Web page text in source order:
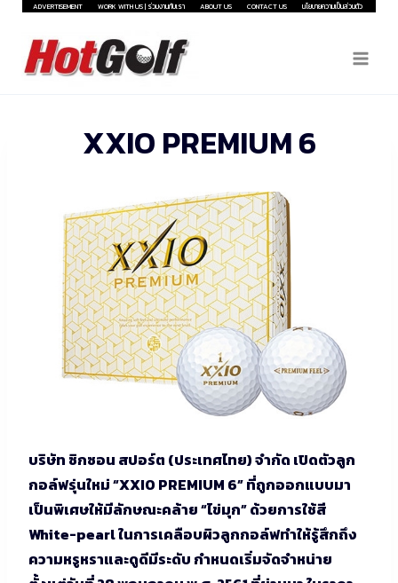
Skip
content
ADVERTISEMENT WORK WITH US | ร่วมงานกับเรา ABOUT US CONTACT US นโยบายความเป็นส่วนตัว
XXIO PREMIUM 6
บริษัท ซิกซอน สปอร์ต (ประเทศไทย) จำกัด เปิดตัวลูก
กอล์ฟรุ่นใหม่ “XXIO PREMIUM 6” ที่ถูกออกแบบมา
เป็นพิเศษให้มีลักษณะคล้าย “ไข่มุก” ด้วยการใช้สี
White-pearl ในการเคลือบผิวลูกกอล์ฟทำให้รู้สึกถึง
ความหรูหราและดูดีมีระดับ กำหนดเริ่มจัดจำหน่าย